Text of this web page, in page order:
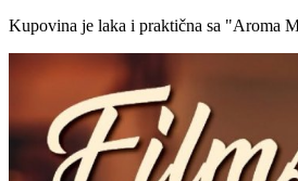
Kupovina je laka i praktična sa "Aroma